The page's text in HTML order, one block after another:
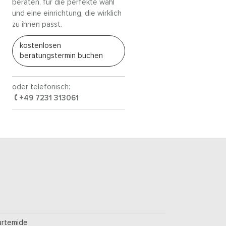
beraten, für die perfekte wahl
und eine einrichtung, die wirklich
zu ihnen passt.
kostenlosen
beratungstermin buchen
oder telefonisch:
+49 7231 313061